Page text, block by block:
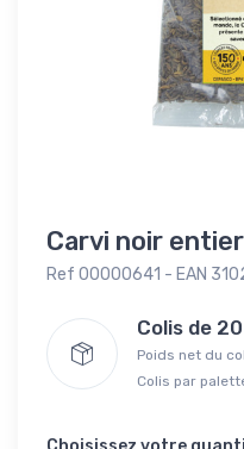
Carvi noir
Ref 00000641 - EAN
Colis de
Poids net du
Colis par